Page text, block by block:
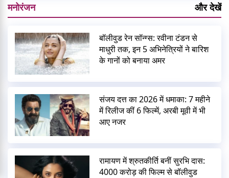
मनोरंजन और देखें
बॉलीवुड रेन सॉन्ग्स: रवीना टंडन से
माधुरी तक, इन 5 अभिनेत्रियों ने बारिश
के गानों को बनाया अमर
संजय दत्त का 2026 में धमाका: 7 महीने
में रिलीज कीं 6 फिल्में, अरबी मूवी में भी
आए नजर
रामायण में श्रुतकीर्ति बनीं सुरभि दास:
4000 करोड़ की फिल्म से बॉलीवुड